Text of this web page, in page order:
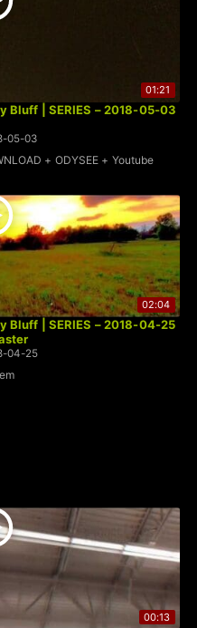
01:21
Bluff | SERIES – 2018-05-03
05-03
+ ODYSEE + Youtube
02:04
Bluff | SERIES – 2018-04-25
04-25
00:13